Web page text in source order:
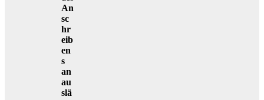
An
sc
hr
eib
en
s
an
au
slä